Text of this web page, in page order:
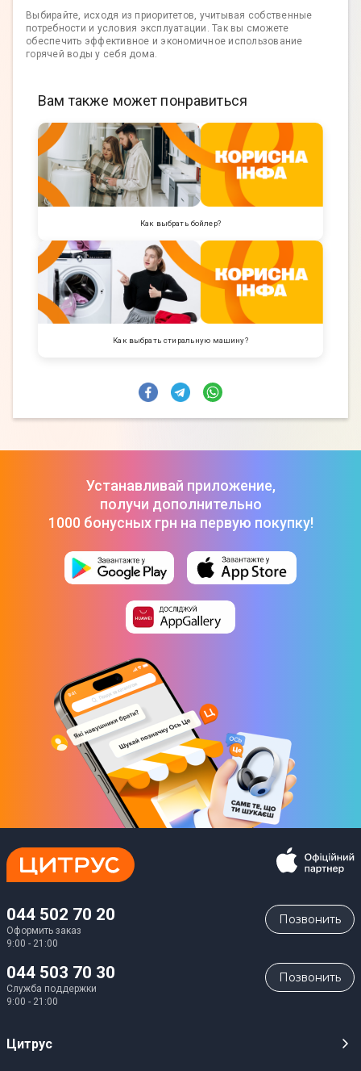
Выбирайте, исходя из приоритетов, учитывая собственные
потребности и условия эксплуатации. Так вы сможете
обеспечить эффективное и экономичное использование
горячей воды у себя дома.
Вам также может понравиться
Как выбрать бойлер?
Как выбрать стиральную машину?
Устанавливай приложение,
получи дополнительно
1000 бонусных грн на первую покупку!
044 502 70 20
Оформить заказ
9:00 - 21:00
Позвонить
044 503 70 30
Служба поддержки
9:00 - 21:00
Позвонить
Цитрус